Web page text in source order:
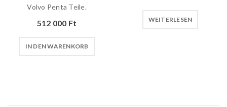
Volvo Penta Teile.
512 000 Ft
IN DEN WARENKORB
WEITERLESEN